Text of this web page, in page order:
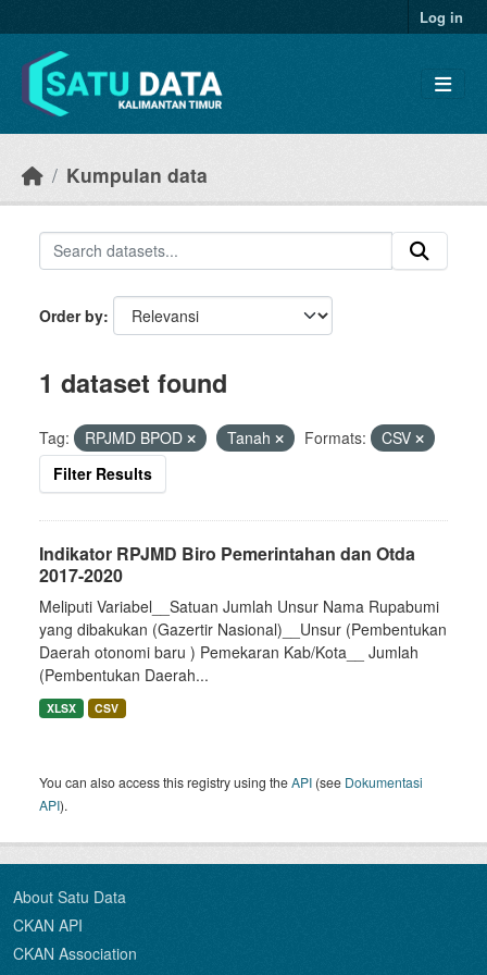
Log in
Kumpulan data
Order by
1 dataset found
Tag: RPJMD BPOD Tanah Formats:
CSV
Filter Results
Indikator RPJMD Biro Pemerintahan dan Otda
2017-2020
Meliputi Variabel__Satuan Jumlah Unsur Nama Rupabumi
yang dibakukan (Gazertir Nasional)__Unsur (Pembentukan
Daerah otonomi baru ) Pemekaran Kab/Kota__ Jumlah
(Pembentukan Daerah...
XLSX CSV
You can also access this registry using theAPI (see Dokumentasi
API).
About Satu Data
CKAN API
CKAN Association